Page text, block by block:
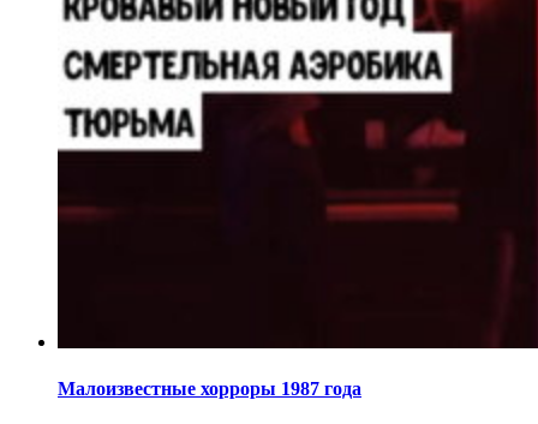
Малоизвестные хорроры 1987 года